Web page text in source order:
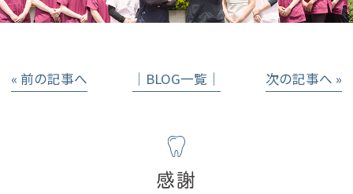
« 前の記事へ │BLOG一覧│ 次の記事へ »
感謝